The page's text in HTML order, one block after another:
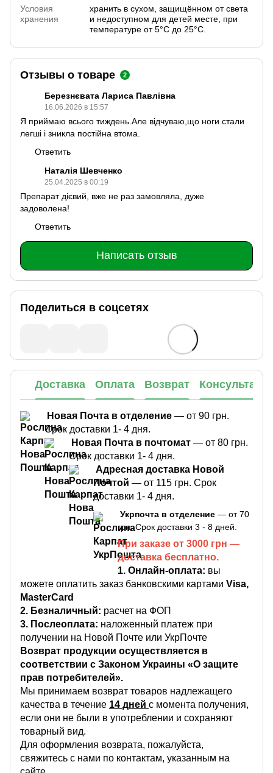
Условия
хранения
хранить в сухом, защищённом от света
и недоступном для детей месте, при
температуре от 5°С до 25°С.
Отзывы о товаре 2
Березнєвата Лариса Павлівна
16.06.2026 в 15:57
Я приймаю всього тиждень.Але відчуваю,що ноги стали
легші і зникла постійна втома.
Ответить
Наталія Шевченко
25.04.2025 в 00:19
Препарат дієвий, вже не раз замовляла, дуже
задоволена!
Ответить
Написать отзыв
Поделиться в соцсетях
Доставка Оплата Возврат
Новая Почта в отделение — от 90 грн.
Срок доставки 1- 4 дня.
Новая Почта в почтомат — от 80 грн.
Срок доставки 1- 4 дня.
Адресная доставка Новой
Почтой — от 115 грн. Срок
доставки 1- 4 дня.
Укрпочта в отделение — от 70
грн. Срок доставки 3 - 8 дней.
При заказе от 3000 грн —
доставка бесплатно.
1. Онлайн-оплата: вы
можете оплатить заказ банковскими картами Visa,
MasterCard
2. Безналичный: расчет на ФОП
3. Послеоплата: наложенный платеж при
получении на Новой Почте или УкрПочте
Возврат продукции осуществляется в
соответствии с Законом Украины «О защите
прав потребителей».
Мы принимаем возврат товаров надлежащего
качества в течение 14 дней с момента получения,
если они не были в употреблении и сохраняют
товарный вид.
Для оформления возврата, пожалуйста,
свяжитесь с нами по контактам, указанным на